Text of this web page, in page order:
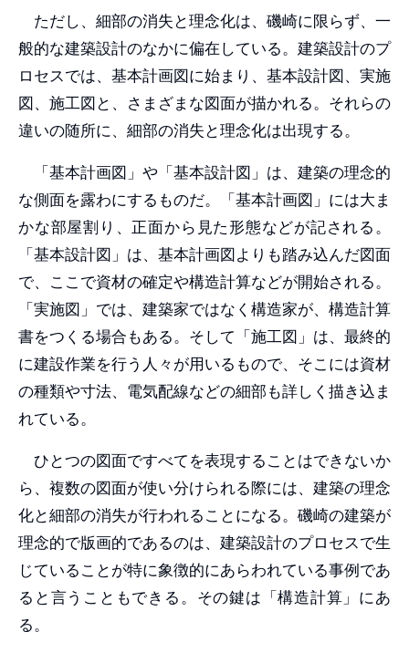
ただし、細部の消失と理念化は、磯崎に限らず、一
般的な建築設計のなかに偏在している。建築設計のプ
ロセスでは、基本計画図に始まり、基本設計図、実施
図、施工図と、さまざまな図面が描かれる。それらの
違いの随所に、細部の消失と理念化は出現する。
「基本計画図」や「基本設計図」は、建築の理念的
な側面を露わにするものだ。「基本計画図」には大ま
かな部屋割り、正面から見た形態などが記される。
「基本設計図」は、基本計画図よりも踏み込んだ図面
で、ここで資材の確定や構造計算などが開始される。
「実施図」では、建築家ではなく構造家が、構造計算
書をつくる場合もある。そして「施工図」は、最終的
に建設作業を行う人々が用いるもので、そこには資材
の種類や寸法、電気配線などの細部も詳しく描き込ま
れている。
ひとつの図面ですべてを表現することはできないか
ら、複数の図面が使い分けられる際には、建築の理念
化と細部の消失が行われることになる。磯崎の建築が
理念的で版画的であるのは、建築設計のプロセスで生
じていることが特に象徴的にあらわれている事例であ
ると言うこともできる。その鍵は「構造計算」にあ
る。